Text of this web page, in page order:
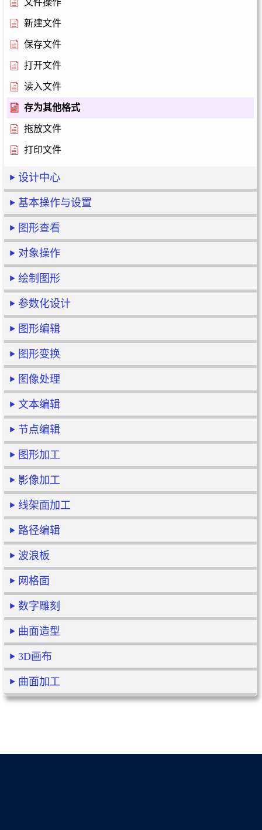
文件操作
新建文件
保存文件
打开文件
读入文件
存为其他格式
拖放文件
打印文件
设计中心
基本操作与设置
图形查看
对象操作
绘制图形
参数化设计
图形编辑
图形变换
图像处理
文本编辑
节点编辑
图形加工
影像加工
线架面加工
路径编辑
波浪板
网格面
数字雕刻
曲面造型
3D画布
曲面加工